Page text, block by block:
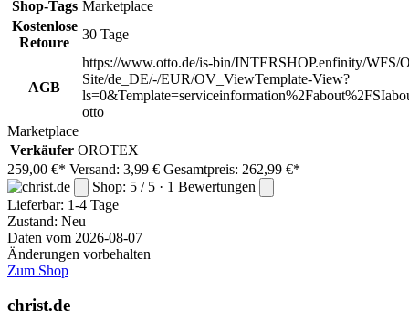
Shop-Tags Marketplace
Kostenlose
Retoure
30 Tage
AGB
https://www.otto.de/is-bin/INTERSHOP.enfinity/WFS/
Site/de_DE/-/EUR/OV_ViewTemplate-View?
otto
Marketplace
Verkäufer OROTEX
259,00 €* Versand: 3,99 € Gesamtpreis: 262,99 €*
Shop: 5 / 5 · 1 Bewertungen
Lieferbar: 1-4 Tage
Zustand: Neu
Daten vom 2026-08-07
Änderungen vorbehalten
Zum Shop
christ.de